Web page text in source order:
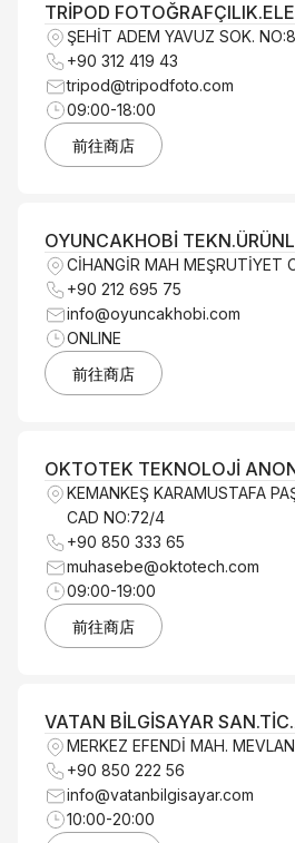
TRİPOD
ŞEHİT ADEM YAVUZ SOK.
+90 312 419 43
tripod@tripodfoto.com
09:00-18:00
前往商店
OYUNCAKHOBİ
CİHANGİR MAH MEŞRUTİYET
+90 212 695 75
info@oyuncakhobi.com
ONLINE
前往商店
OKTOTEK TEKNOLOJİ
KEMANKEŞ KARAMUSTAFA
CAD NO:72/4
+90 850 333 65
muhasebe@oktotech.com
09:00-19:00
前往商店
VATAN BİLGİSAYAR
MERKEZ EFENDİ MAH.
+90 850 222 56
info@vatanbilgisayar.com
10:00-20:00